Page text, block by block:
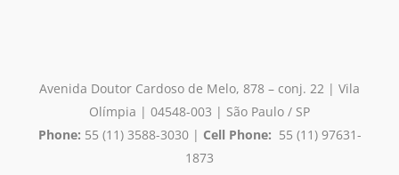
Avenida Doutor Cardoso de Melo, 878 – conj. 22 | Vila
Olímpia | 04548-003 | São Paulo / SP
Phone: 55 (11) 3588-3030 | Cell Phone: 55 (11) 97631-
1873